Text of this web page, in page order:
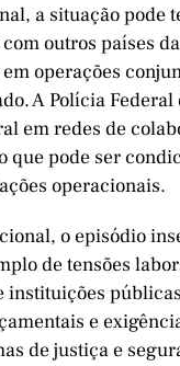
a situação pode
outros países
operações
A Polícia Federal
em redes de
que pode ser
operacionais.
o episódio
de tensões
instituições
e
de justiça e